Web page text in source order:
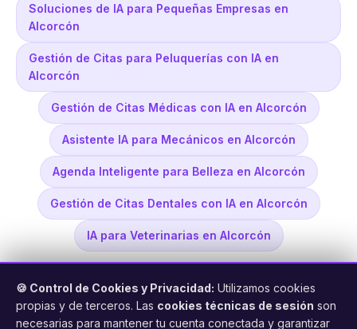
Soluciones de IA para Pequeñas Empresas en
Alcorcón
Gestión de Citas para Peluquerías con IA en
Alcorcón
Gestión de Citas Médicas con IA en Alcorcón
Asistente IA para Mecánicos en Alcorcón
Agenda Inteligente para Belleza en Alcorcón
Gestión de Citas Dentales con IA en Alcorcón
IA para Veterinarias en Alcorcón
🍪 Control de Cookies y Privacidad: Utilizamos cookies
propias y de terceros. Las cookies técnicas de sesión son
necesarias para mantener tu cuenta conectada y garantizar